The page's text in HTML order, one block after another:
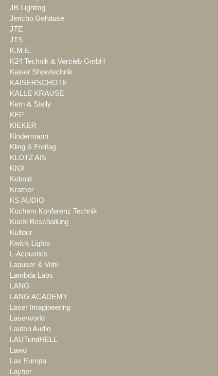
JB-Lighting
Jericho Gehäuse
JTE
JTS
K.M.E.
K24 Technik & Vertrieb GmbH
Kaiser Showtechnik
KAISERSCHOTE
KALLE KRAUSE
Kern & Stelly
KFP
KIEKER
Kindermann
Kling & Freitag
KLOTZ AIS
KNX
Kobold
Kramer
KS AUDIO
Kuchem Konferenz Technik
Kuehl Beschallung
Kultour
Kwick Lights
L-Acoustics
Laauser & Vohl
Lambda Labs
LANG
LANG ACADEMY
Laser Imagineering
Laserworld
Lauten Audio
LAUTundHELL
Lawo
Lax Europa
Layher